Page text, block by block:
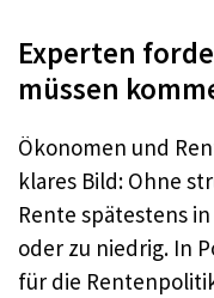
Experten
müssen
Ökonomen und
klares Bild: Ohne
Rente spätestens
oder zu niedrig. In
für die